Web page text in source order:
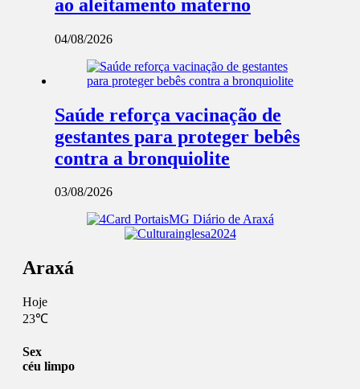
ao aleitamento materno
04/08/2026
Saúde reforça vacinação de
gestantes para proteger bebês
contra a bronquiolite
03/08/2026
Araxá
Hoje
23℃
Sex
céu limpo